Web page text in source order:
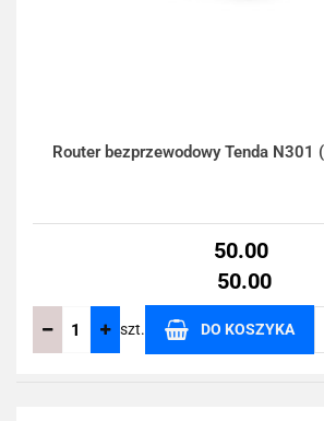
Router bezprzewodowy Tenda N301
50.00
50.00
szt. DO KOSZYKA